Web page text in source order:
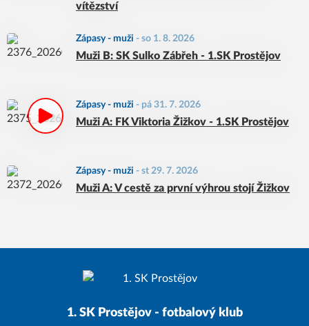
vítězství
Zápasy - muži - so 1. 8. 2026
Muži B: SK Sulko Zábřeh - 1.SK Prostějov
Zápasy - muži - pá 31. 7. 2026
Muži A: FK Viktoria Žižkov - 1.SK Prostějov
Zápasy - muži - st 29. 7. 2026
Muži A: V cestě za první výhrou stojí Žižkov
1. SK Prostějov - fotbalový klub